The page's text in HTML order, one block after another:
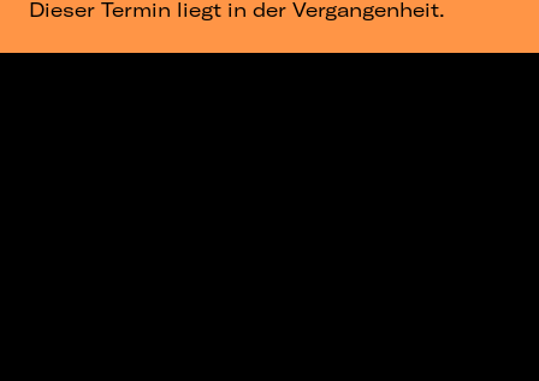
Dieser Termin liegt in der Vergangenheit.